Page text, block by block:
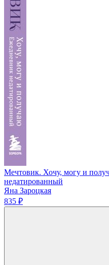
Мечтовик. Хочу, могу и
недатированный
Яна Зароцкая
835 ₽